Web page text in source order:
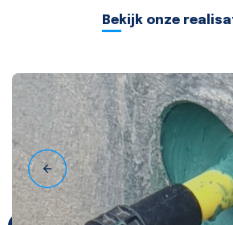
Bekijk onze